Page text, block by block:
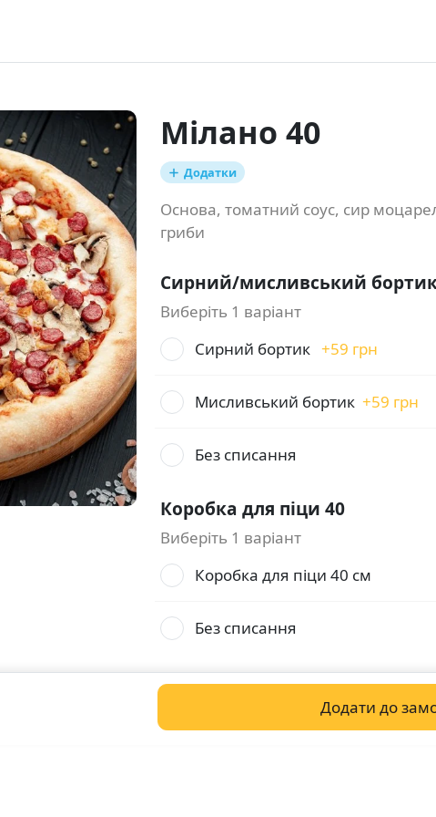
Мілано 40
Додатки
Основа, томатний соус, сир
гриби
Сирний/мисливський
Виберіть 1 варіант
Сирний бортик +59 грн
Мисливський бортик +59 грн
Без списання
Коробка для піци 40
Виберіть 1 варіант
Коробка для піци 40 см
Без списання
Додати до